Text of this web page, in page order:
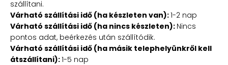
szállítani.
Várható szállítási idő (ha készleten van):1-2 nap
Várható szállítási idő (ha nincs készleten): Nincs
pontos adat, beérkezés után szállítódik.
Várható szállítási idő (ha másik telephelyünkről kell
átszállítani):1-5 nap